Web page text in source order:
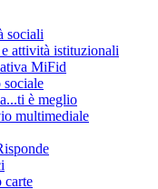
sociali
attività istituzionali
MiFid
sociale
è meglio
multimediale
carte